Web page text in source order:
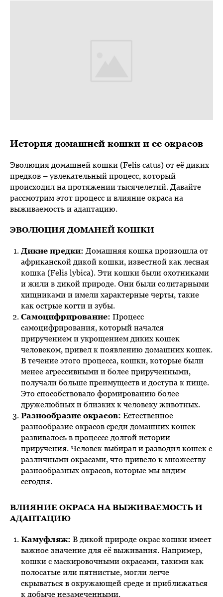
История домашней кошки и ее окрасов
Эволюция домашней кошки (Felis catus) от её диких
предков – увлекательный процесс, который
происходил на протяжении тысячелетий. Давайте
рассмотрим этот процесс и влияние окраса на
выживаемость и адаптацию.
ЭВОЛЮЦИЯ ДОМАНЕЙ КОШКИ
Дикие предки: Домашняя кошка произошла от
африканской дикой кошки, известной как лесная
кошка (Felis lybica). Эти кошки были охотниками
и жили в дикой природе. Они были солитарными
хищниками и имели характерные черты, такие
как острые когти и зубы.
Самоцифрирование: Процесс
самоцифрирования, который начался
приручением и укрощением диких кошек
человеком, привел к появлению домашних кошек.
В течение этого процесса, кошки, которые были
менее агрессивными и более прирученными,
получали больше преимуществ и доступа к пище.
Это способствовало формированию более
дружелюбных и близких к человеку животных.
Разнообразие окрасов: Естественное
разнообразие окрасов среди домашних кошек
развивалось в процессе долгой истории
приручения. Человек выбирал и разводил кошек с
различными окрасами, что привело к множеству
разнообразных окрасов, которые мы видим
сегодня.
ВЛИЯНИЕ ОКРАСА НА ВЫЖИВАЕМОСТЬ И
АДАПТАЦИЮ
Камуфляж: В дикой природе окрас кошки имеет
важное значение для её выживания. Например,
кошки с маскировочными окрасами, такими как
полосатые или пятнистые, могли легче
скрываться в окружающей среде и приближаться
к добыче незамеченными.